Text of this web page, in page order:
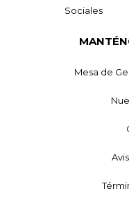
Sociales
Mesa de